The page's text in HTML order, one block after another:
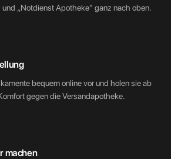
„Notdienst Apotheke" ganz nach oben.
bequem online vor und holen sie ab
gegen die Versandapotheke.
machen